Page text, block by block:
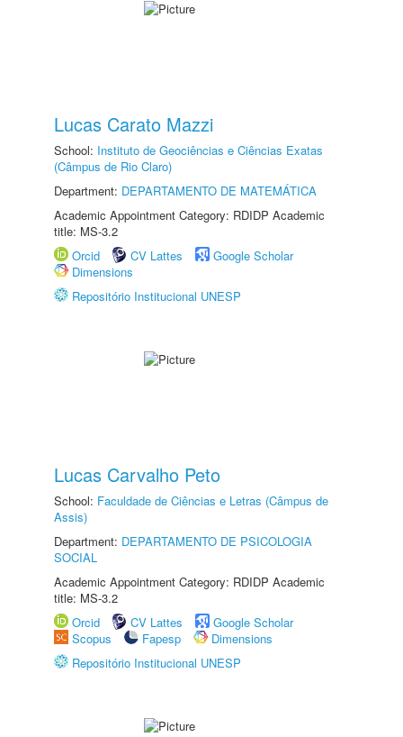
Lucas Carato Mazzi
School: Instituto de Geociências e Ciências Exatas
(Câmpus de Rio Claro)
Department: DEPARTAMENTO DE MATEMÁTICA
Academic Appointment Category: RDIDP Academic
title: MS-3.2
Orcid
CV Lattes
Google Scholar
Dimensions
Repositório Institucional UNESP
Lucas Carvalho Peto
School: Faculdade de Ciências e Letras (Câmpus de
Assis)
Department: DEPARTAMENTO DE PSICOLOGIA
SOCIAL
Academic Appointment Category: RDIDP Academic
title: MS-3.2
Orcid
CV Lattes
Google Scholar
Scopus
Fapesp
Dimensions
Repositório Institucional UNESP